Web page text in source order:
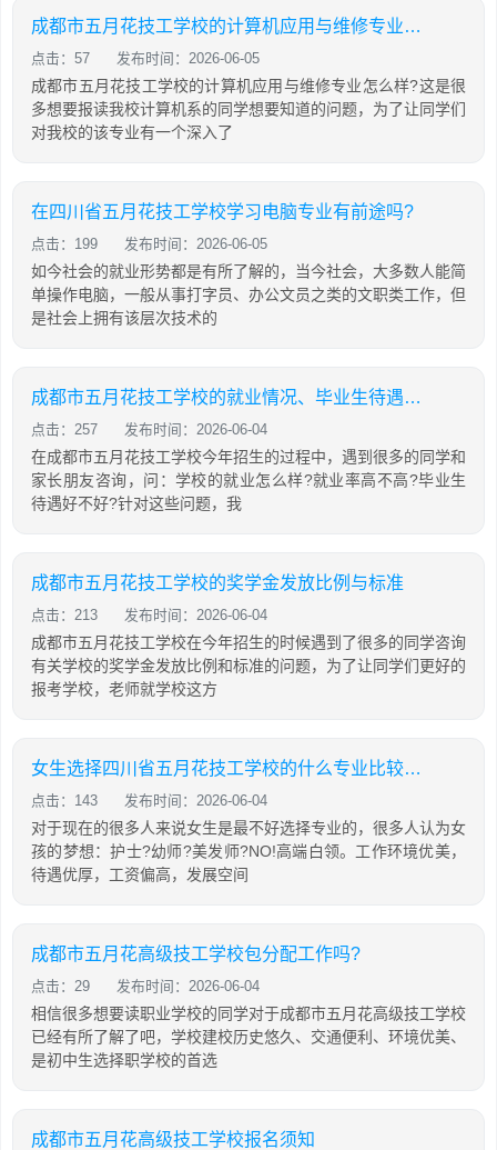
成都市五月花技工学校的计算机应用与维修专业怎么样?
点击：57 发布时间：2026-06-05
成都市五月花技工学校的计算机应用与维修专业怎么样?这是很
多想要报读我校计算机系的同学想要知道的问题，为了让同学们
对我校的该专业有一个深入了
在四川省五月花技工学校学习电脑专业有前途吗?
点击：199 发布时间：2026-06-05
如今社会的就业形势都是有所了解的，当今社会，大多数人能简
单操作电脑，一般从事打字员、办公文员之类的文职类工作，但
是社会上拥有该层次技术的
成都市五月花技工学校的就业情况、毕业生待遇好吗?
点击：257 发布时间：2026-06-04
在成都市五月花技工学校今年招生的过程中，遇到很多的同学和
家长朋友咨询，问：学校的就业怎么样?就业率高不高?毕业生
待遇好不好?针对这些问题，我
成都市五月花技工学校的奖学金发放比例与标准
点击：213 发布时间：2026-06-04
成都市五月花技工学校在今年招生的时候遇到了很多的同学咨询
有关学校的奖学金发放比例和标准的问题，为了让同学们更好的
报考学校，老师就学校这方
女生选择四川省五月花技工学校的什么专业比较好?
点击：143 发布时间：2026-06-04
对于现在的很多人来说女生是最不好选择专业的，很多人认为女
孩的梦想：护士?幼师?美发师?NO!高端白领。工作环境优美，
待遇优厚，工资偏高，发展空间
成都市五月花高级技工学校包分配工作吗?
点击：29 发布时间：2026-06-04
相信很多想要读职业学校的同学对于成都市五月花高级技工学校
已经有所了解了吧，学校建校历史悠久、交通便利、环境优美、
是初中生选择职学校的首选
成都市五月花高级技工学校报名须知